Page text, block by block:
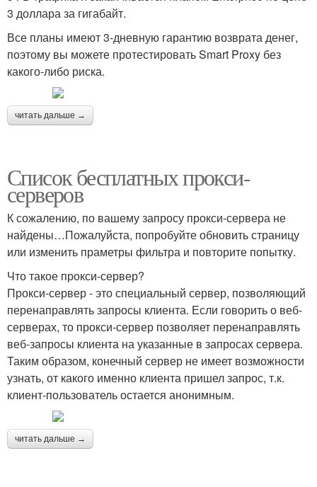
3 доллара за гигабайт.
Все планы имеют 3-дневную гарантию возврата денег,
поэтому вы можете протестировать Smart Proxy без
какого-либо риска.
читать дальше →
Список бесплатных прокси-
серверов
К сожалению, по вашему запросу прокси-сервера не
найдены…Пожалуйста, попробуйте обновить страницу
или изменить праметры фильтра и повторите попытку.
Что такое прокси-сервер?
Прокси-сервер - это специальный сервер, позволяющий
перенаправлять запросы клиента. Если говорить о веб-
серверах, то прокси-сервер позволяет перенаправлять
веб-запросы клиента на указанные в запросах сервера.
Таким образом, конечный сервер не имеет возможности
узнать, от какого именно клиента пришел запрос, т.к.
клиент-пользователь остается анонимным.
читать дальше →